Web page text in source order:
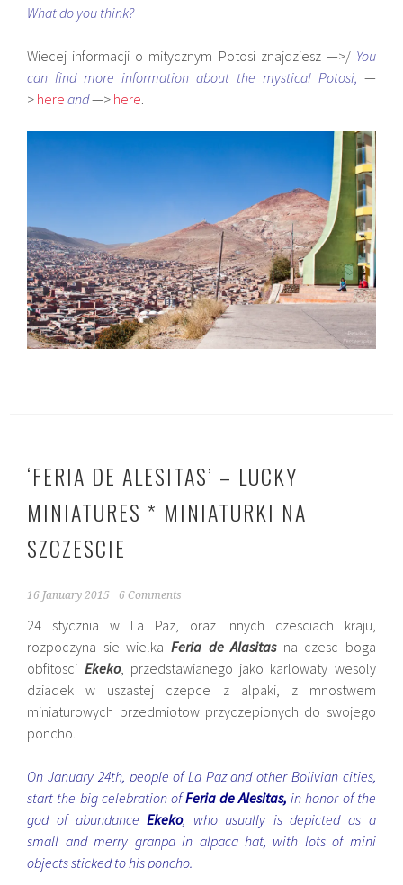
What do you think?
Wiecej informacji o mitycznym Potosi znajdziesz —>/ You
can find more information about the mystical Potosi, —
> here and—> here.
‘FERIA DE ALESITAS’ – LUCKY
MINIATURES * MINIATURKI NA
SZCZESCIE
16 January 2015 6 Comments
24 stycznia w La Paz, oraz innych czesciach kraju,
rozpoczyna sie wielka Feria de Alasitasna czesc boga
obfitosci Ekeko, przedstawianego jako karlowaty wesoly
dziadek w uszastej czepce z alpaki, z mnostwem
miniaturowych przedmiotow przyczepionych do swojego
poncho.
On January 24th, people of La Paz and other Bolivian cities,
start the big celebration ofFeria de Alesitas,in honor of the
god of abundanceEkeko, who usually is depicted as a
small and merry granpa in alpaca hat, with lots of mini
objects sticked to his poncho.